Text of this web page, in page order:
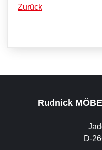
Zurück
Rudnick
D-